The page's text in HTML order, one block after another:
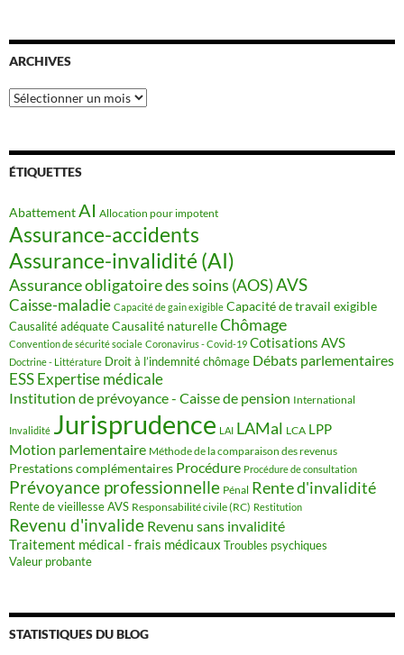
ARCHIVES
Archives
ÉTIQUETTES
AbattementAI Allocation pour impotent
Assurance-accidents
Assurance-invalidité (AI)
Assurance obligatoire des soins (AOS)AVS
Caisse-maladie Capacité de gain exigible Capacité de travail exigible
Causalité adéquate Causalité naturelleChômage
Convention de sécurité sociale Coronavirus - Covid-19 Cotisations AVS
Doctrine - Littérature Droit à l’indemnité chômage Débats parlementaires
ESSExpertise médicale
Institution de prévoyance - Caisse de pension International
Invalidité Jurisprudence LAI LAMal LCA LPP
Motion parlementaire Méthode de la comparaison des revenus
Prestations complémentaires Procédure Procédure de consultation
Prévoyance professionnelle Pénal Rente d'invalidité
Rente de vieillesse AVS Responsabilité civile (RC) Restitution
Revenu d'invalide Revenu sans invalidité
Traitement médical - frais médicaux Troubles psychiques
Valeur probante
STATISTIQUES DU BLOG